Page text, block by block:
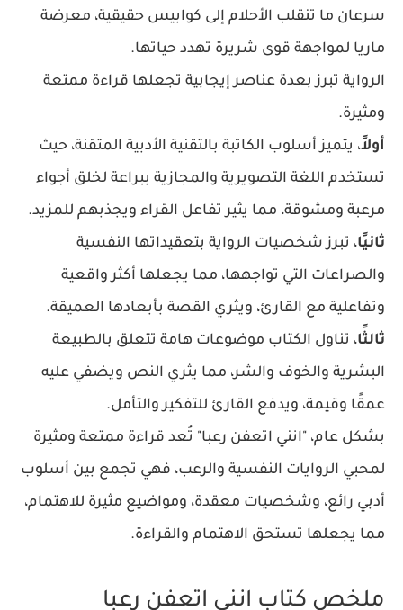
سرعان ما تنقلب الأحلام إلى كوابيس حقيقية، معرضة
ماريا لمواجهة قوى شريرة تهدد حياتها.
الرواية تبرز بعدة عناصر إيجابية تجعلها قراءة ممتعة
ومثيرة.
أولاً، يتميز أسلوب الكاتبة بالتقنية الأدبية المتقنة، حيث
تستخدم اللغة التصويرية والمجازية ببراعة لخلق أجواء
مرعبة ومشوقة، مما يثير تفاعل القراء ويجذبهم للمزيد.
ثانيًا، تبرز شخصيات الرواية بتعقيداتها النفسية
والصراعات التي تواجهها، مما يجعلها أكثر واقعية
وتفاعلية مع القارئ، ويثري القصة بأبعادها العميقة.
ثالثًا، تناول الكتاب موضوعات هامة تتعلق بالطبيعة
البشرية والخوف والشر، مما يثري النص ويضفي عليه
عمقًا وقيمة، ويدفع القارئ للتفكير والتأمل.
بشكل عام، "انني اتعفن رعبا" تُعد قراءة ممتعة ومثيرة
لمحبي الروايات النفسية والرعب، فهي تجمع بين أسلوب
أدبي رائع، وشخصيات معقدة، ومواضيع مثيرة للاهتمام،
مما يجعلها تستحق الاهتمام والقراءة.
ملخص كتاب انني اتعفن رعبا